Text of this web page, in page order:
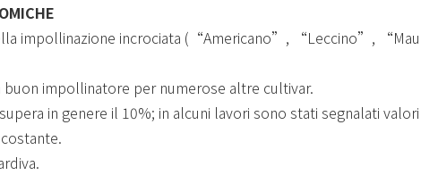
impollinazione incrociata (“Americano”, “Leccino”,
impollinatore per numerose altre cultivar.
in genere il 10%; in alcuni lavori sono stati segnalati